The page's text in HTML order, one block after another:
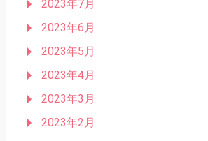
2023年7月
2023年6月
2023年5月
2023年4月
2023年3月
2023年2月